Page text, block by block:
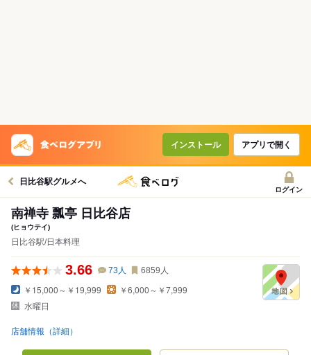
インストール アプリで開く
日比谷駅グルメへ
ログイン
南禅寺 瓢亭 日比谷店
(ヒョウテイ)
日比谷駅/日本料理
3.66 73人 6859 人
￥15,000～￥19,999
￥6,000～￥7,999
水曜日
店舗情報（詳細）